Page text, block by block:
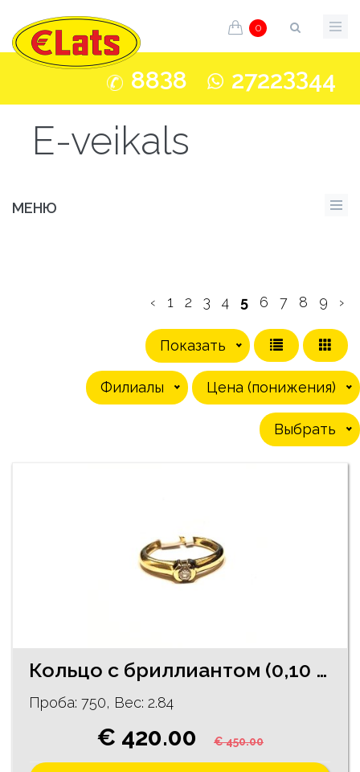
0
8838 27223344
E-veikals
МЕНЮ
‹ 1 2 3 4 5 6 7 8 9 ›
Показать
Цена (понижения)
Филиалы
Выбрать
Кольцо с бриллиантом (0,10 ct) 290-1163
Проба: 750, Bес: 2.84
€ 420.00 € 450.00